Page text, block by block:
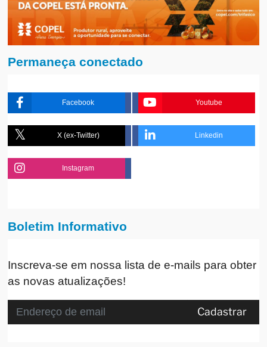
Permaneça conectado
Facebook Youtube
X (ex-Twitter) Linkedin
Instagram
Boletim Informativo
Inscreva-se em nossa lista de e-mails para obter
as novas atualizações!
Cadastrar